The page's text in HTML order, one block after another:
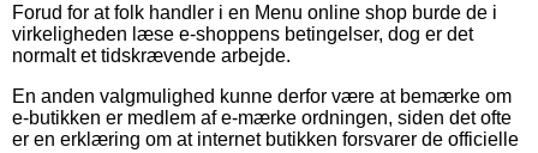
Forud for at folk handler i en Menu online shop burde de i
virkeligheden læse e-shoppens betingelser, dog er det
normalt et tidskrævende arbejde.
En anden valgmulighed kunne derfor være at bemærke om
e-butikken er medlem af e-mærke ordningen, siden det ofte
er en erklæring om at internet butikken forsvarer de officielle